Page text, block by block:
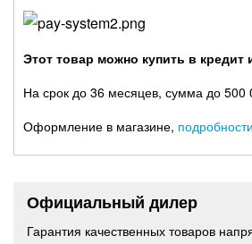
Этот товар можно купить в кредит
На срок до 36 месяцев, сумма до 500
Оформление в магазине,
Официальный дилер
Гарантия качественных товаров